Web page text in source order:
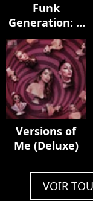
Funk
Generation: A
Favela Love
Story
Versions of
Me (Deluxe)
VOIR